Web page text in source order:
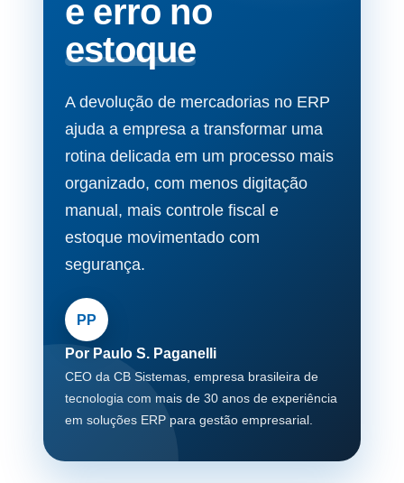
e erro no
estoque
A devolução de mercadorias no ERP
ajuda a empresa a transformar uma
rotina delicada em um processo mais
organizado, com menos digitação
manual, mais controle fiscal e
estoque movimentado com
segurança.
PP
Por Paulo S. Paganelli
CEO da CB Sistemas, empresa brasileira de
tecnologia com mais de 30 anos de experiência
em soluções ERP para gestão empresarial.